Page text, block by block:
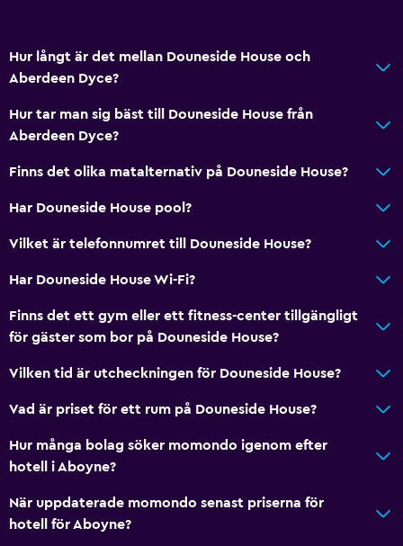
Hur långt är det mellan Douneside House och
Aberdeen Dyce?
Hur tar man sig bäst till Douneside House från
Aberdeen Dyce?
Finns det olika matalternativ på Douneside House?
Har Douneside House pool?
Vilket är telefonnumret till Douneside House?
Har Douneside House Wi-Fi?
Finns det ett gym eller ett fitness-center tillgängligt
för gäster som bor på Douneside House?
Vilken tid är utcheckningen för Douneside House?
Vad är priset för ett rum på Douneside House?
Hur många bolag söker momondo igenom efter
hotell i Aboyne?
När uppdaterade momondo senast priserna för
hotell för Aboyne?